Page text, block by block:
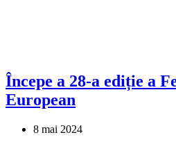
Începe a 28-a ediție a
European
8 mai 2024